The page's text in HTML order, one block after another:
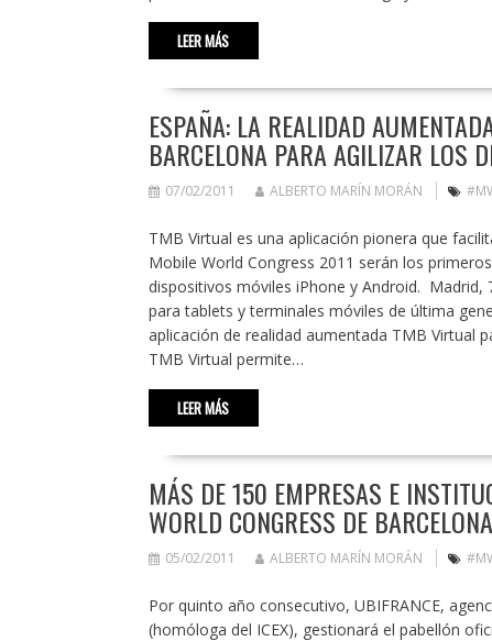
LEER MÁS
ESPAÑA: LA REALIDAD
BARCELONA PARA AGILIZAR LOS
07/02/2011 ALBERTO MARÍN MORÁN
TMB Virtual es una aplicación pionera que
Mobile World Congress 2011 serán los
dispositivos móviles iPhone y Android. Madrid,
para tablets y terminales móviles de última
aplicación de realidad aumentada TMB Virtual
TMB Virtual permite…
LEER MÁS
MÁS DE 150 EMPRESAS E
WORLD CONGRESS DE
05/02/2011 ALBERTO MARÍN MORÁN
Por quinto año consecutivo, UBIFRANCE,
(homóloga del ICEX), gestionará el pabellón